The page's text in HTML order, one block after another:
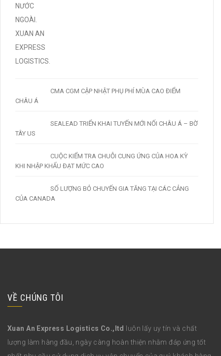
CMA CGM CẬP NHẬT PHỤ PHÍ MÙA CAO ĐIỂM
CHÂU Á
SEALEAD TRIỂN KHAI TUYẾN MỚI NỐI CHÂU Á – BỜ
TÂY US
CUỘC KIỂM TRA CHUỖI CUNG ỨNG CỦA HOA KỲ
KHI NHẬP KHẨU ĐẠT MỨC CAO
SỐ LƯỢNG BỎ CHUYẾN GIA TĂNG TẠI CÁC CẢNG
CỦA CANADA
VỀ CHÚNG TÔI
Xuan An Express Logistics Co.,ltd
luôn lấy uy tín và chất
lượng làm hàng đầu, ngày càng hoàn thiện nhằm đáp ứng tốt